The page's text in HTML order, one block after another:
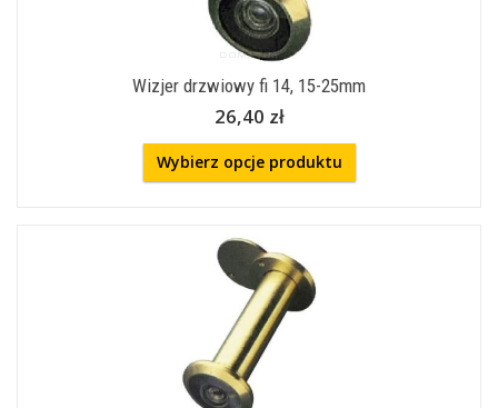
Wizjer drzwiowy fi 14, 15-25mm
26,40 zł
Wybierz opcje produktu